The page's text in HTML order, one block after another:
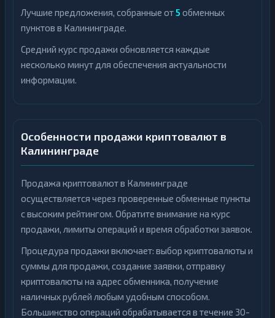
Лучшие предложения, собранные от5 обменных
пунктов в Калининграде.
Средний курс продажи обновляется каждые
несколько минут для обеспечения актуальности
информации.
Особенности продажи криптовалют в
Калининграде
Продажа криптовалют в Калининграде
осуществляется через проверенные обменные пункты
с высоким рейтингом. Обратите внимание на курс
продажи, лимиты операций и время обработки заявок.
Процедура продажи включает: выбор криптовалюты и
суммы для продажи, создание заявки, отправку
криптовалюты на адрес обменника, получение
наличных рублей любым удобным способом.
Большинство операций обрабатывается в течение 30-